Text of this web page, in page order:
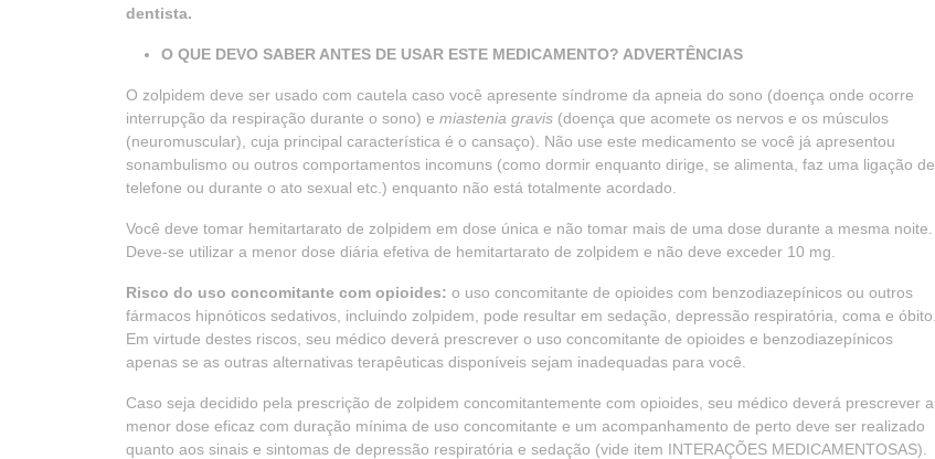
dentista.
O QUE DEVO SABER ANTES DE USAR ESTE MEDICAMENTO? ADVERTÊNCIAS
O zolpidem deve ser usado com cautela caso você apresente síndrome da apneia do sono (doença onde ocorre
interrupção da respiração durante o sono) e miastenia gravis (doença que acomete os nervos e os músculos
(neuromuscular), cuja principal característica é o cansaço). Não use este medicamento se você já apresentou
sonambulismo ou outros comportamentos incomuns (como dormir enquanto dirige, se alimenta, faz uma ligação de
telefone ou durante o ato sexual etc.) enquanto não está totalmente acordado.
Você deve tomar hemitartarato de zolpidem em dose única e não tomar mais de uma dose durante a mesma noite.
Deve-se utilizar a menor dose diária efetiva de hemitartarato de zolpidem e não deve exceder 10 mg.
Risco do uso concomitante com opioides: o uso concomitante de opioides com benzodiazepínicos ou outros
fármacos hipnóticos sedativos, incluindo zolpidem, pode resultar em sedação, depressão respiratória, coma e óbito.
Em virtude destes riscos, seu médico deverá prescrever o uso concomitante de opioides e benzodiazepínicos
apenas se as outras alternativas terapêuticas disponíveis sejam inadequadas para você.
Caso seja decidido pela prescrição de zolpidem concomitantemente com opioides, seu médico deverá prescrever a
menor dose eficaz com duração mínima de uso concomitante e um acompanhamento de perto deve ser realizado
quanto aos sinais e sintomas de depressão respiratória e sedação (vide item INTERAÇÕES MEDICAMENTOSAS).